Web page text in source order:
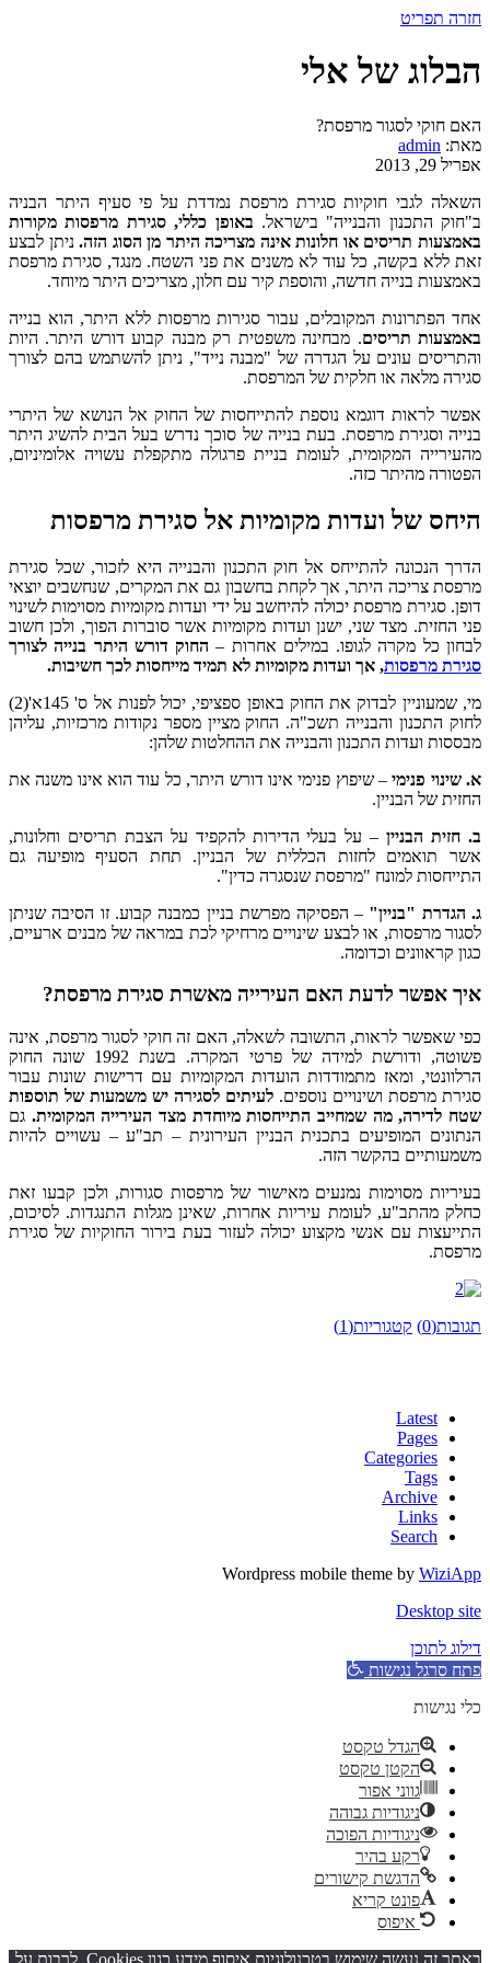
חזרה תפריט
הבלוג של אלי
האם חוקי לסגור מרפסת?
מאת: admin
אפריל 29, 2013
השאלה לגבי חוקיות סגירת מרפסת נמדדת על פי סעיף היתר הבניה
ב"חוק התכנון והבנייה" בישראל. באופן כללי, סגירת מרפסות מקורות
באמצעות תריסים או חלונות אינה מצריכה היתר מן הסוג הזה.ניתן לבצע
זאת ללא בקשה, כל עוד לא משנים את פני השטח. מנגד, סגירת מרפסת
באמצעות בנייה חדשה, והוספת קיר עם חלון, מצריכים היתר מיוחד.
אחד הפתרונות המקובלים, עבור סגירות מרפסות ללא היתר, הוא בנייה
באמצעות תריסים. מבחינה משפטית רק מבנה קבוע דורש היתר. היות
והתריסים עונים על הגדרה של "מבנה נייד", ניתן להשתמש בהם לצורך
סגירה מלאה או חלקית של המרפסת.
אפשר לראות דוגמא נוספת להתייחסות של החוק אל הנושא של היתרי
בנייה וסגירת מרפסת. בעת בנייה של סוכך נדרש בעל הבית להשיג היתר
מהעירייה המקומית, לעומת בניית פרגולה מתקפלת עשויה אלומיניום,
הפטורה מהיתר כזה.
היחס של ועדות מקומיות אל סגירת מרפסות
הדרך הנכונה להתייחס אל חוק התכנון והבנייה היא לזכור, שכל סגירת
מרפסת צריכה היתר, אך לקחת בחשבון גם את המקרים, שנחשבים יוצאי
דופן. סגירת מרפסת יכולה להיחשב על ידי ועדות מקומיות מסוימות לשינוי
פני החזית. מצד שני, ישנן ועדות מקומיות אשר סוברות הפוך, ולכן חשוב
לבחון כל מקרה לגופו. במילים אחרות – החוק דורש היתר בנייה לצורך
סגירת מרפסות, אך ועדות מקומיות לא תמיד מייחסות לכך חשיבות.
מי, שמעוניין לבדוק את החוק באופן ספציפי, יכול לפנות אל ס' 145א'(2)
לחוק התכנון והבנייה תשכ"ה. החוק מציין מספר נקודות מרכזיות, עליהן
מבססות ועדות התכנון והבנייה את ההחלטות שלהן:
א. שינוי פנימי– שיפוץ פנימי אינו דורש היתר, כל עוד הוא אינו משנה את
החזית של הבניין.
ב. חזית הבניין– על בעלי הדירות להקפיד על הצבת תריסים וחלונות,
אשר תואמים לחזות הכללית של הבניין. תחת הסעיף מופיעה גם
התייחסות למונח "מרפסת שנסגרה כדין".
ג. הגדרת "בניין" – הפסיקה מפרשת בניין כמבנה קבוע. זו הסיבה שניתן
לסגור מרפסות, או לבצע שינויים מרחיקי לכת במראה של מבנים ארעיים,
כגון קראוונים וכדומה.
איך אפשר לדעת האם העירייה מאשרת סגירת מרפסת?
כפי שאפשר לראות, התשובה לשאלה, האם זה חוקי לסגור מרפסת, אינה
פשוטה, ודורשת למידה של פרטי המקרה. בשנת 1992 שונה החוק
הרלוונטי, ומאז מתמודדות הועדות המקומיות עם דרישות שונות עבור
סגירת מרפסת ושינויים נוספים. לעיתים לסגירה יש משמעות של תוספות
שטח לדירה, מה שמחייב התייחסות מיוחדת מצד העירייה המקומית. גם
הנתונים המופיעים בתכנית הבניין העירונית – תב"ע – עשויים להיות
משמעותיים בהקשר הזה.
בעיריות מסוימות נמנעים מאישור של מרפסות סגורות, ולכן קבעו זאת
כחלק מהתב"ע, לעומת עיריות אחרות, שאינן מגלות התנגדות. לסיכום,
התייעצות עם אנשי מקצוע יכולה לעזור בעת בירור החוקיות של סגירת
מרפסת.
תגובות(0) קטגוריות(1)
Latest
Pages
Categories
Tags
Archive
Links
Search
Wordpress mobile theme by WiziApp
Desktop site
דילוג לתוכן
פתח סרגל נגישות
כלי נגישות
הגדל טקסט
הקטן טקסט
גווני אפור
ניגודיות גבוהה
ניגודיות הפוכה
רקע בהיר
הדגשת קישורים
פונט קריא
איפוס